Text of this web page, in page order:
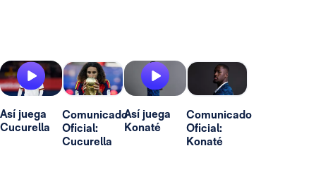
Así juega
Cucurella
Comunicado
Oficial:
Cucurella
Así juega
Konaté
Comunicado
Oficial:
Konaté